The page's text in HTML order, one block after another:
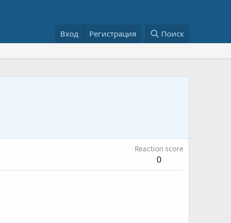
Вход Регистрация Поиск
Reaction score
0